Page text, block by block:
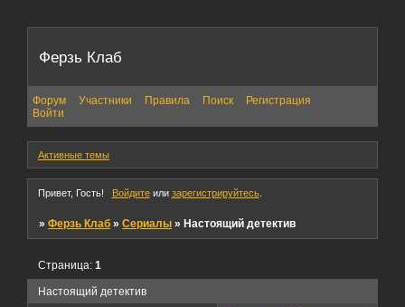
Ферзь Клаб
Форум Участники Правила Поиск
Регистрация
Войти
Активные темы
Привет, Гость! Войдитеили зарегистрируйтесь.
»Ферзь Клаб »Сериалы »Настоящий детектив
Настоящий детектив
Страница:1